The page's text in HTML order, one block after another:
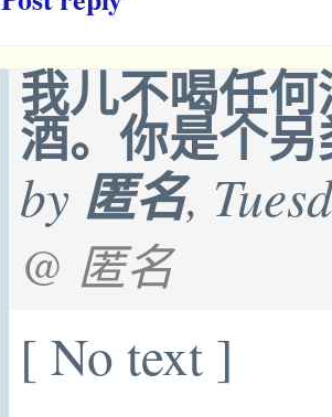
我儿不喝任
酒。你是个
by 匿名,
@ 匿名
[ No text ]